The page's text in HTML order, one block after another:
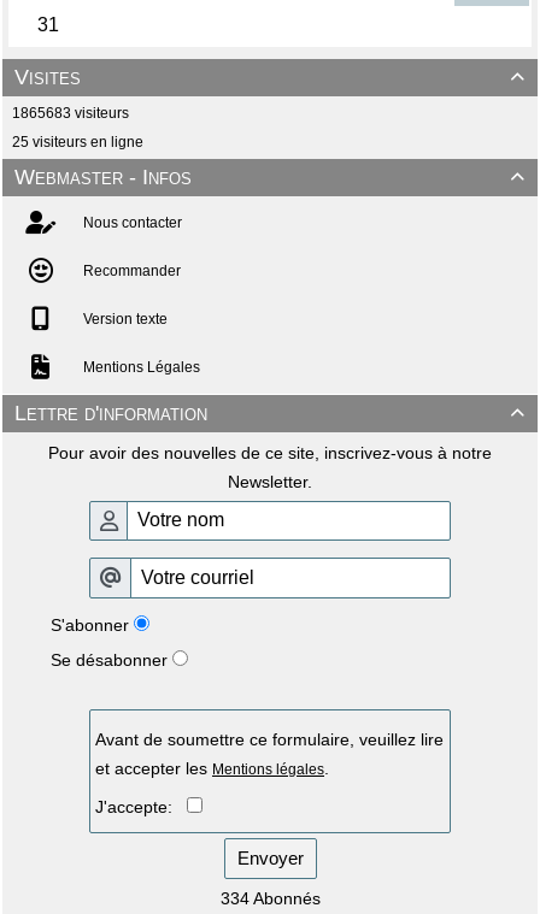

Visites
1865683 visiteurs
25 visiteurs en ligne

Webmaster - Infos
Nous contacter
Recommander
Version texte
Mentions Légales

Lettre d'information
Pour avoir des nouvelles de ce site, inscrivez-vous à notre
Newsletter.
S'abonner
Se désabonner
Avant de soumettre ce formulaire, veuillez lire
et accepter les Mentions légales
J'accepte:
Envoyer
334 Abonnés